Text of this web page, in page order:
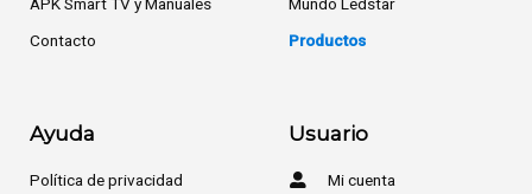
Contacto
Productos
Ayuda
Política de privacidad
Usuario
Mi cuenta